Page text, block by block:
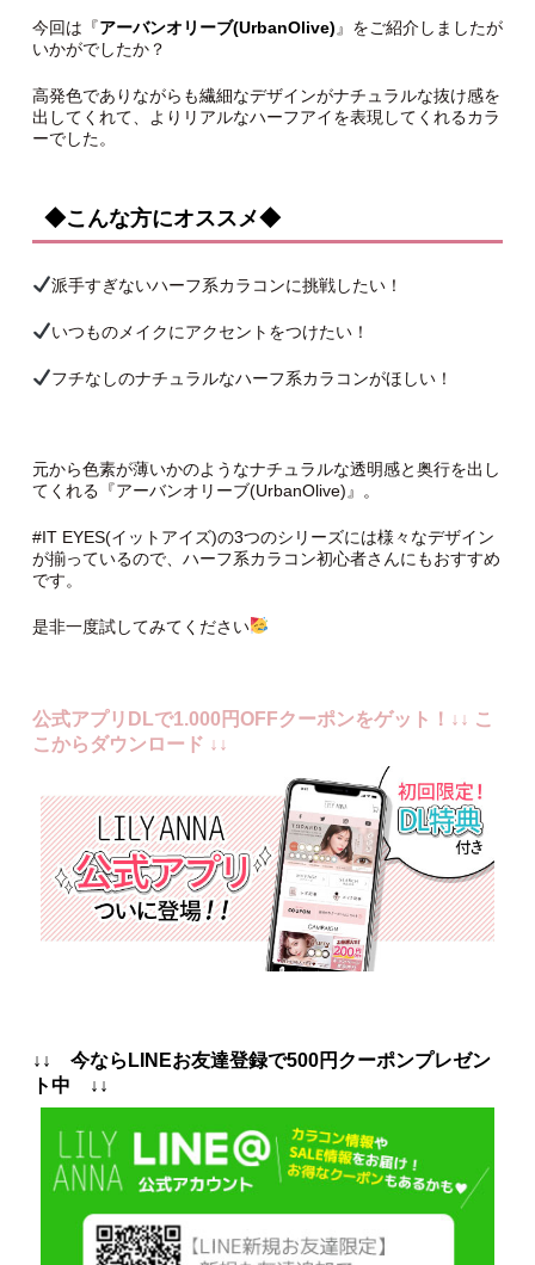
今回は『アーバンオリーブ(UrbanOlive) 』をご紹介しましたが
いかがでしたか？
高発色でありながらも繊細なデザインがナチュラルな抜け感を
出してくれて、よりリアルなハーフアイを表現してくれるカラ
ーでした。
◆こんな方にオススメ◆
派手すぎないハーフ系カラコンに挑戦したい！
いつものメイクにアクセントをつけたい！
フチなしのナチュラルなハーフ系カラコンがほしい！
元から色素が薄いかのようなナチュラルな透明感と奥行を出し
てくれる『アーバンオリーブ(UrbanOlive)』。
#IT EYES(イットアイズ)の3つのシリーズには様々なデザイン
が揃っているので、ハーフ系カラコン初心者さんにもおすすめ
です。
是非一度試してみてください
公式アプリDLで1.000円OFFクーポンをゲット！↓↓ こ
こからダウンロード ↓↓
↓↓ 今ならLINEお友達登録で500円クーポンプレゼン
ト中 ↓↓